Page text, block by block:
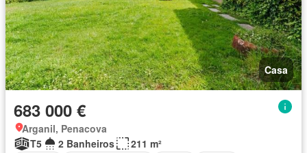
Casa
683 000 €
Arganil, Penacova
T5
2 Banheiros
211 m²